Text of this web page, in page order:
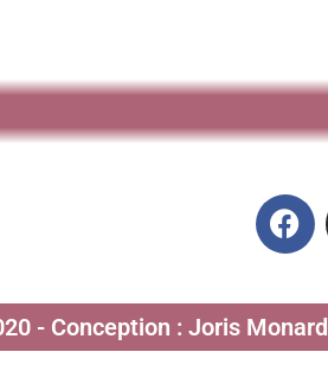
- Conception : Joris Monard